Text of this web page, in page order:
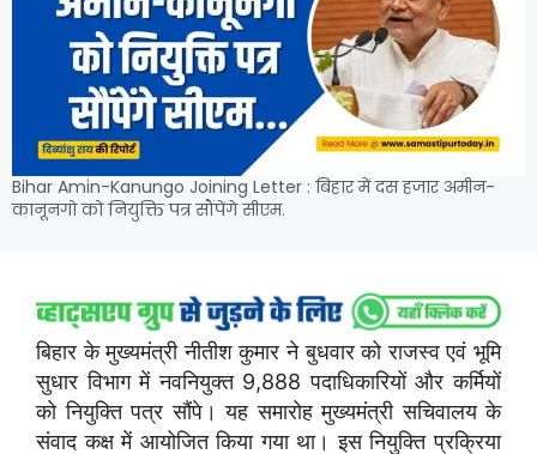
Bihar Amin-Kanungo Joining Letter : बिहार में दस हजार अमीन-
कानूनगो को नियुक्ति पत्र सौंपेंगे सीएम.
बिहार के मुख्यमंत्री नीतीश कुमार ने बुधवार को राजस्व एवं भूमि
सुधार विभाग में नवनियुक्त 9,888 पदाधिकारियों और कर्मियों
को नियुक्ति पत्र सौंपे। यह समारोह मुख्यमंत्री सचिवालय के
संवाद कक्ष में आयोजित किया गया था। इस नियुक्ति प्रक्रिया